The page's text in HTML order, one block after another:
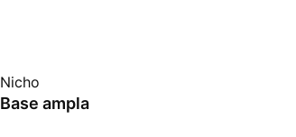
Nicho
Base ampla